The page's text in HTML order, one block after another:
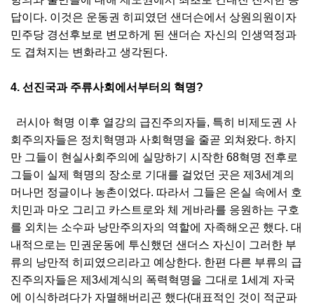
답이다. 이것은 운동권 히피였던 샌더슨에서 상원의원이자
민주당 경선후보로 변모하게 된 샌더슨 자신의 인생역정과
도 겹쳐지는 변화라고 생각된다.
4. 선진국과 주류사회에서부터의 혁명?
러시아 혁명 이후 열강의 급진주의자들, 특히 비제도권 사
회주의자들은 정치혁명과 사회혁명을 줄곧 외쳐왔다. 하지
만 그들이 현실사회주의에 실망하기 시작한 68혁명 전후로
그들이 실제 혁명의 장소로 기대를 걸었던 곳은 제3세계의
머나먼 정글이나 농촌이었다. 따라서 그들은 온실 속에서 호
치민과 마오 그리고 카스트로와 체 게바라를 응원하는 구호
를 외치는 소수파 낭만주의자의 역할에 자족해오곤 했다. 대
내적으로는 민권운동에 투신했던 샌더스 자신이 그러한 부
류의 낭만적 히피였으리라고 예상한다. 한편 다른 부류의 급
진주의자들은 제3세계식의 폭력혁명을 그대로 1세계 자국
에 이식하려다가 자멸해버리곤 했다(대표적인 것이 적군파